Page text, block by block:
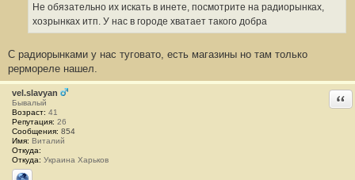
Не обязательно их искать в инете, посмотрите на радиорынках,
хозрынках итп. У нас в городе хватает такого добра
С радиорынками у нас туговато, есть магазины но там только
рермореле нашел.
vel.slavyan
Бывалый
Возраст: 41
Репутация: 26
Сообщения: 854
Имя: Виталий
Откуда:
Откуда: Украина Харьков